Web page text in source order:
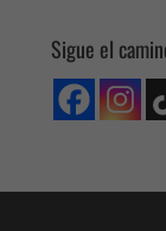
Sigue el